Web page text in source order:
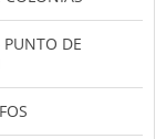
PUNTO DE